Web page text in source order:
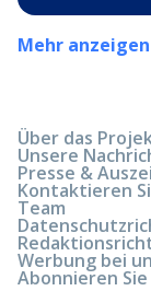
Mehr anzeigen
Über das
Unsere
Presse &
Kontaktieren
Team
Werbung bei
Abonnieren